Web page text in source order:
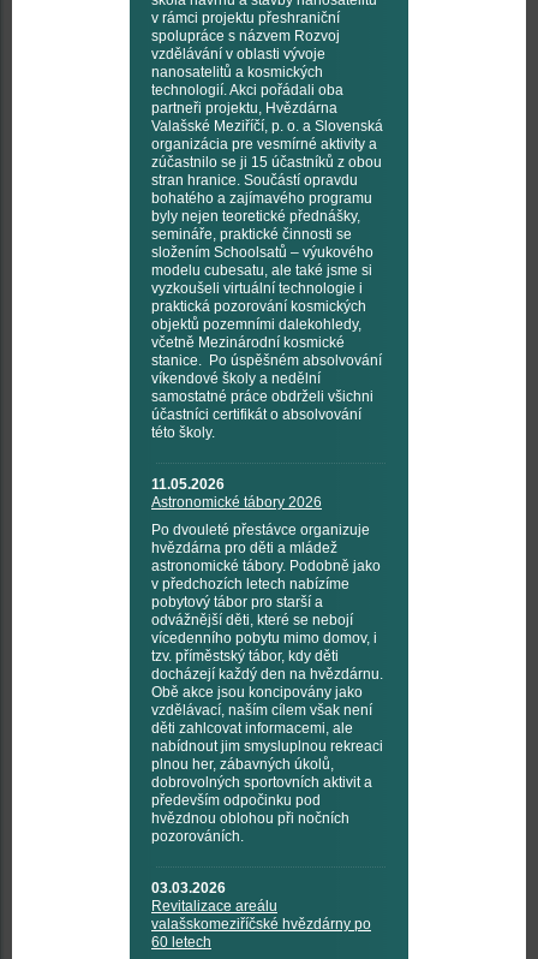
v rámci projektu přeshraniční
spolupráce s názvem Rozvoj
vzdělávání v oblasti vývoje
nanosatelitů a kosmických
technologií. Akci pořádali oba
partneři projektu, Hvězdárna
Valašské Meziříčí, p. o. a Slovenská
organizácia pre vesmírné aktivity a
zúčastnilo se ji 15 účastníků z obou
stran hranice. Součástí opravdu
bohatého a zajímavého programu
byly nejen teoretické přednášky,
semináře, praktické činnosti se
složením Schoolsatů – výukového
modelu cubesatu, ale také jsme si
vyzkoušeli virtuální technologie i
praktická pozorování kosmických
objektů pozemními dalekohledy,
včetně Mezinárodní kosmické
stanice. Po úspěšném absolvování
víkendové školy a nedělní
samostatné práce obdrželi všichni
účastníci certifikát o absolvování
této školy.
11.05.2026
Astronomické tábory 2026
Po dvouleté přestávce organizuje
hvězdárna pro děti a mládež
astronomické tábory. Podobně jako
v předchozích letech nabízíme
pobytový tábor pro starší a
odvážnější děti, které se nebojí
vícedenního pobytu mimo domov, i
tzv. příměstský tábor, kdy děti
docházejí každý den na hvězdárnu.
Obě akce jsou koncipovány jako
vzdělávací, naším cílem však není
děti zahlcovat informacemi, ale
nabídnout jim smysluplnou rekreaci
plnou her, zábavných úkolů,
dobrovolných sportovních aktivit a
především odpočinku pod
hvězdnou oblohou při nočních
pozorováních.
03.03.2026
Revitalizace areálu
valašskomeziříčské hvězdárny po
60 letech